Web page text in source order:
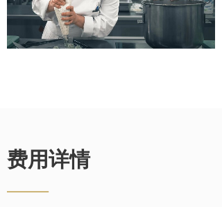
费用详情
——